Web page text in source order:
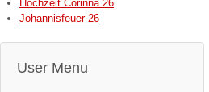
Hochzeit Corinna 26
Johannisfeuer 26
User Menu